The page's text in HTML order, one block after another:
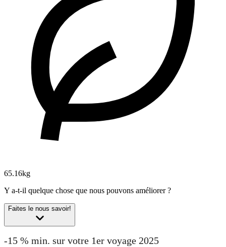
65.16kg
Y a-t-il quelque chose que nous pouvons améliorer ?
Faites le nous savoir!
-15 % min. sur votre 1er voyage 2025